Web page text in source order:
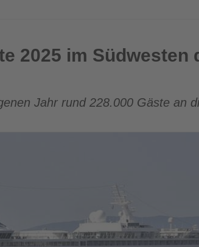
Türkei Zuwachszahlen
2025 im Südwesten
Jahr rund 228.000 Gäste an